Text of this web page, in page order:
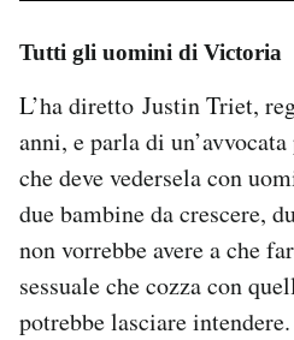
Tutti gli uomini di Victoria
L’ha diretto Justin Triet,
anni, e parla di
che deve vedersela con
due bambine da crescere,
non vorrebbe avere a che
sessuale che cozza con
potrebbe lasciare intendere.